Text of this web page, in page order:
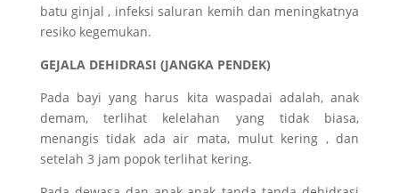
batu ginjal , infeksi saluran kemih dan meningkatnya
resiko kegemukan.
GEJALA DEHIDRASI (JANGKA PENDEK)
Pada bayi yang harus kita waspadai adalah, anak
demam, terlihat kelelahan yang tidak biasa,
menangis tidak ada air mata, mulut kering , dan
setelah 3 jam popok terlihat kering.